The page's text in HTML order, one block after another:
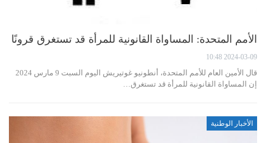
الأمم المتحدة: المساواة القانونية للمرأة قد تستغرق قرونًا
2024-03-09 10:48
قال الأمين العام للأمم المتحدة، أنطونيو غوتيريش اليوم السبت 9 مارس 2024
إن المساواة القانونية للمرأة قد تستغرق…
الأخبار الوطنية